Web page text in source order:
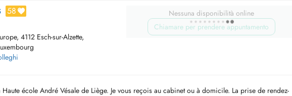
58
4112 Esch-sur-Alzette,
Nessuna disponibilità online
Chiamare per prendere appuntamento
école André Vésale de Liège. Je vous reçois au cabinet ou à domicile. La prise de rendez-